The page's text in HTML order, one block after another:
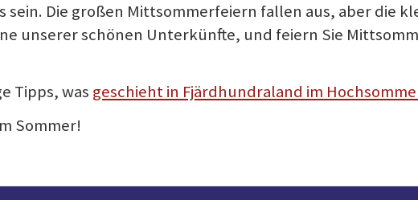
sein. Die großen Mittsommerfeiern fallen aus, aber die
unserer schönen Unterkünfte, und feiern Sie
Tipps, was geschieht in Fjärdhundraland im
Sommer!